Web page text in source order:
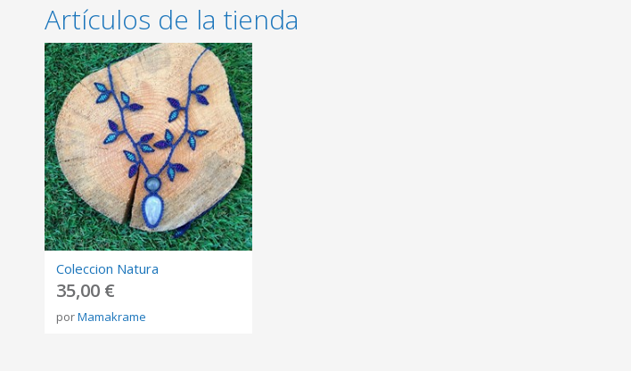
Artículos de la tienda
Coleccion Natura
35,00 €
porMamakrame